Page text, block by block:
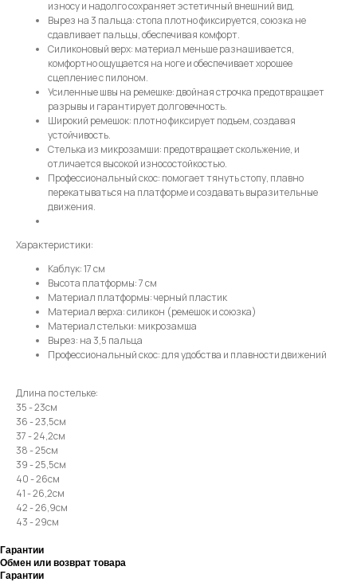
Имя
Телефон
Нажимая на кнопку, вы даете согласие на обработку своих
персональных данных согласно 152-ФЗ.
износу и надолго сохраняет эстетичный внешний вид.
Вырез на 3 пальца: стопа плотно фиксируется, союзка не
сдавливает пальцы, обеспечивая комфорт.
Силиконовый верх: материал меньше разнашивается,
комфортно ощущается на ноге и обеспечивает хорошее
сцепление с пилоном.
Усиленные швы на ремешке: двойная строчка предотвращает
разрывы и гарантирует долговечность.
Широкий ремешок: плотно фиксирует подъем, создавая
устойчивость.
Стелька из микрозамши: предотвращает скольжение, и
отличается высокой износостойкостью.
Профессиональный скос: помогает тянуть стопу, плавно
перекатываться на платформе и создавать выразительные
движения.
Характеристики:
Каблук: 17 см
Высота платформы: 7 см
Материал платформы: черный пластик
Материал верха: силикон (ремешок и союзка)
Материал стельки: микрозамша
Вырез: на 3,5 пальца
Профессиональный скос: для удобства и плавности движений
Длина по стельке:
35 - 23см
36 - 23,5см
37 - 24,2см
38 - 25см
39 - 25,5см
40 - 26см
41 - 26,2см
42 - 26,9см
43 - 29см
Гарантии
Обмен или возврат товара
Гарантии